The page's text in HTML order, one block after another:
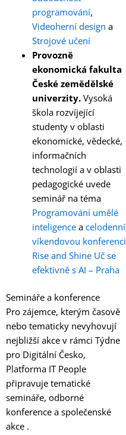
programování,
Videoherní design a
Strojové učení
Provozně
ekonomická fakulta
České zemědělské
univerzity. Vysoká
škola rozvíjející
studenty v oblasti
ekonomické, vědecké,
informačních
technologií a v oblasti
pedagogické uvede
seminář na téma
Programování umělé
inteligencea celodenní
víkendovou konferenci
Rise and Shine Uč se
efektivně s AI – Praha
Semináře a konference
Pro zájemce, kterým časově
nebo tematicky nevyhovují
nejbližší akce v rámci Týdne
pro Digitální Česko,
Platforma IT People
připravuje tematické
semináře, odborné
konference a společenské
akce .